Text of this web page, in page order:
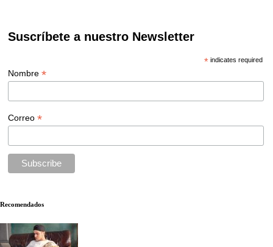
Suscríbete a nuestro Newsletter
*indicates required
Nombre*
Correo*
Recomendados